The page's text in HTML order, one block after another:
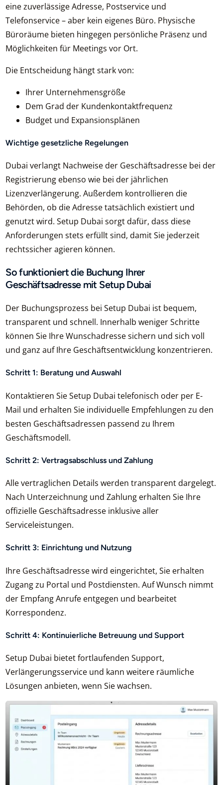
eine zuverlässige Adresse, Postservice und
Telefonservice – aber kein eigenes Büro. Physische
Büroräume bieten hingegen persönliche Präsenz und
Möglichkeiten für Meetings vor Ort.
Die Entscheidung hängt stark von:
Ihrer Unternehmensgröße
Dem Grad der Kundenkontaktfrequenz
Budget und Expansionsplänen
Wichtige gesetzliche Regelungen
Dubai verlangt Nachweise der Geschäftsadresse bei der
Registrierung ebenso wie bei der jährlichen
Lizenzverlängerung. Außerdem kontrollieren die
Behörden, ob die Adresse tatsächlich existiert und
genutzt wird. Setup Dubai sorgt dafür, dass diese
Anforderungen stets erfüllt sind, damit Sie jederzeit
rechtssicher agieren können.
So funktioniert die Buchung Ihrer
Geschäftsadresse mit Setup Dubai
Der Buchungsprozess bei Setup Dubai ist bequem,
transparent und schnell. Innerhalb weniger Schritte
können Sie Ihre Wunschadresse sichern und sich voll
und ganz auf Ihre Geschäftsentwicklung konzentrieren.
Schritt 1: Beratung und Auswahl
Kontaktieren Sie Setup Dubai telefonisch oder per E-
Mail und erhalten Sie individuelle Empfehlungen zu den
besten Geschäftsadressen passend zu Ihrem
Geschäftsmodell.
Schritt 2: Vertragsabschluss und Zahlung
Alle vertraglichen Details werden transparent dargelegt.
Nach Unterzeichnung und Zahlung erhalten Sie Ihre
offizielle Geschäftsadresse inklusive aller
Serviceleistungen.
Schritt 3: Einrichtung und Nutzung
Ihre Geschäftsadresse wird eingerichtet, Sie erhalten
Zugang zu Portal und Postdiensten. Auf Wunsch nimmt
der Empfang Anrufe entgegen und bearbeitet
Korrespondenz.
Schritt 4: Kontinuierliche Betreuung und Support
Setup Dubai bietet fortlaufenden Support,
Verlängerungsservice und kann weitere räumliche
Lösungen anbieten, wenn Sie wachsen.